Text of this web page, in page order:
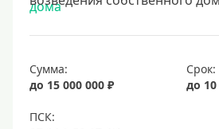
10 лет
20 лет
25 лет
30 лет
Сумма:
до 15 000 000 ₽
Срок:
до